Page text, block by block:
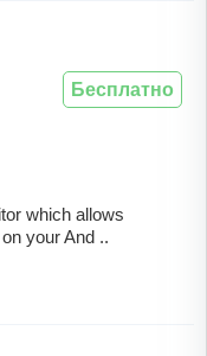
which allows
your And ..
Бесплатно